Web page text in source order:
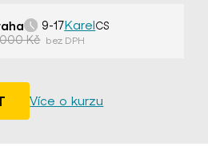
9-17KarelCS
000 Kč bez DPH
Více o kurzu